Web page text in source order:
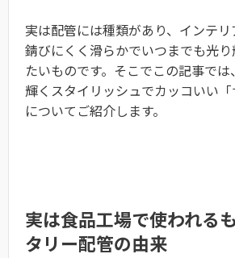
実は配管には種類があり、インテリ
錆びにくく滑らかでいつまでも光
たいものです。そこでこの記事で
輝くスタイリッシュでカッコいい「
についてご紹介します。
実は食品工場で使われる
タリー配管の由来